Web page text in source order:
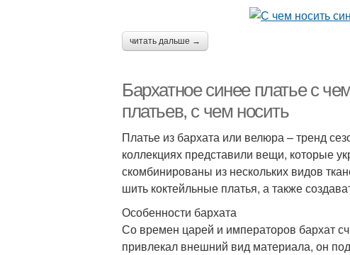
читать дальше →
Бархатное синее платье с
платьев, с чем носить
Платье из бархата или велюра – тренд
коллекциях представили вещи, которые
скомбинированы из нескольких видов
шить коктейльные платья, а также
Особенности бархата
Со времен царей и императоров бархат
привлекал внешний вид материала, он